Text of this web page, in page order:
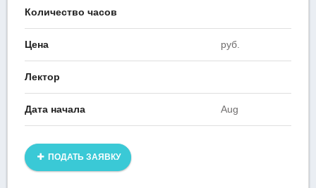
Количество часов
Цена руб.
Лектор
Дата начала Aug
ПОДАТЬ ЗАЯВКУ